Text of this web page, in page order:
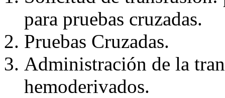
para pruebas cruzadas.
Pruebas Cruzadas.
Administración de la
hemoderivados.